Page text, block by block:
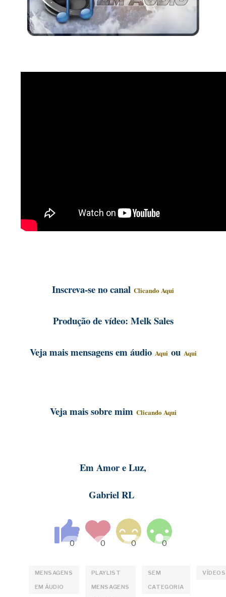
Inscreva-se no canal Clicando Aqui
Produção de vídeo: Melk Sales
Veja mais mensagens em áudio Aquiou Aqui
Veja mais sobre mim Clicando Aqui
Em Amor e Luz,
Gabriel RL
MENSAGENS
EM ÁUDIO
PLAYLIST
MENSAGENS
SEM
CATEGORIA
VÍDEOS